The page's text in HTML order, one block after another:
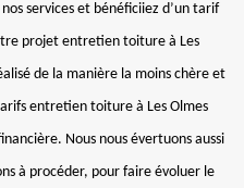
services et bénéficiiez d’un tarif
projet entretien toiture à Les
de la manière la moins chère et
entretien toiture à Les Olmes
Nous nous évertuons aussi
à procéder, pour faire évoluer le